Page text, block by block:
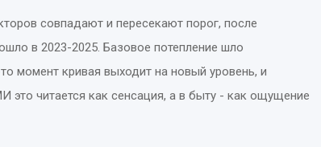
совпадают и пересекают порог, после
в 2023-2025. Базовое потепление шло
момент кривая выходит на новый уровень, и
читается как сенсация, а в быту - как ощущение